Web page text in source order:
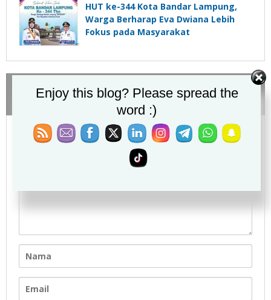
HUT ke-344 Kota Bandar Lampung,
Warga Berharap Eva Dwiana Lebih
Fokus pada Masyarakat
Komentar
Tinggalkan Balasan
Alamat email Anda tidak akan dipublikasikan.
Enjoy this blog? Please spread the
word :)